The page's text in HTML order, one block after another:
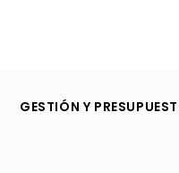
GESTIÓN Y